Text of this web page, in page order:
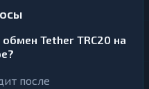
Tether TRC20 на
после